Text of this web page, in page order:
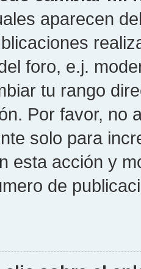
aparecen
foro, e.j.
tu rango
Por favor, no
solo para
esta acción y
de